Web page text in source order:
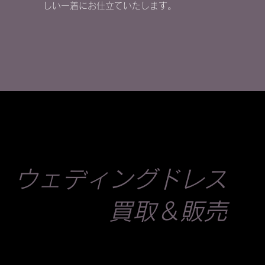
しい一着にお仕立ていたします。
ウェディングドレス
買取＆販売